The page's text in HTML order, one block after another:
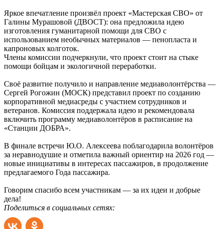
Яркое впечатление произвёл проект «Мастерская СВО» от
Галины Мурашовой (ДВОСТ): она предложила идею
изготовления гуманитарной помощи для СВО с
использованием необычных материалов — пенопласта и
капроновых колготок.
Члены комиссии подчеркнули, что проект стоит на стыке
помощи бойцам и экологичной переработки.
Своё развитие получило и направление медиаволонтёрства —
Сергей Рогожин (МОСК) представил проект по созданию
корпоративной медиасреды с участием сотрудников и
ветеранов. Комиссия поддержала идею и рекомендовала
включить программу медиаволонтёров в расписание на
«Станции ДОБРА».
В финале встречи Ю.О. Алексеева поблагодарила волонтёров
за неравнодушие и отметила важный ориентир на 2026 год —
новые инициативы в интересах пассажиров, в продолжение
предлагаемого Года пассажира.
Говорим спасибо всем участникам — за их идеи и добрые
дела!
Поделиться в социальных сетях: